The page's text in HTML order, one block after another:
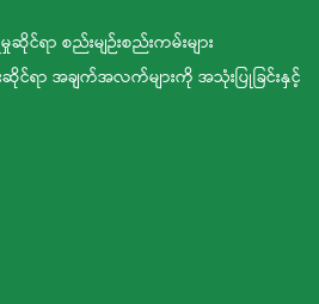
င်ရာ စည်းမျဉ်းစည်းကမ်းများ
းဆိုင်ရာ အချက်အလက်များကို အသုံးပြုခြင်းနှင့်